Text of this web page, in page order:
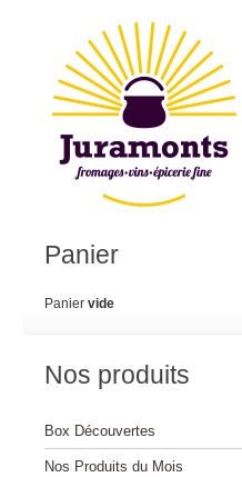
Panier
Panier vide
Nos produits
Box Découvertes
Nos Produits du Mois